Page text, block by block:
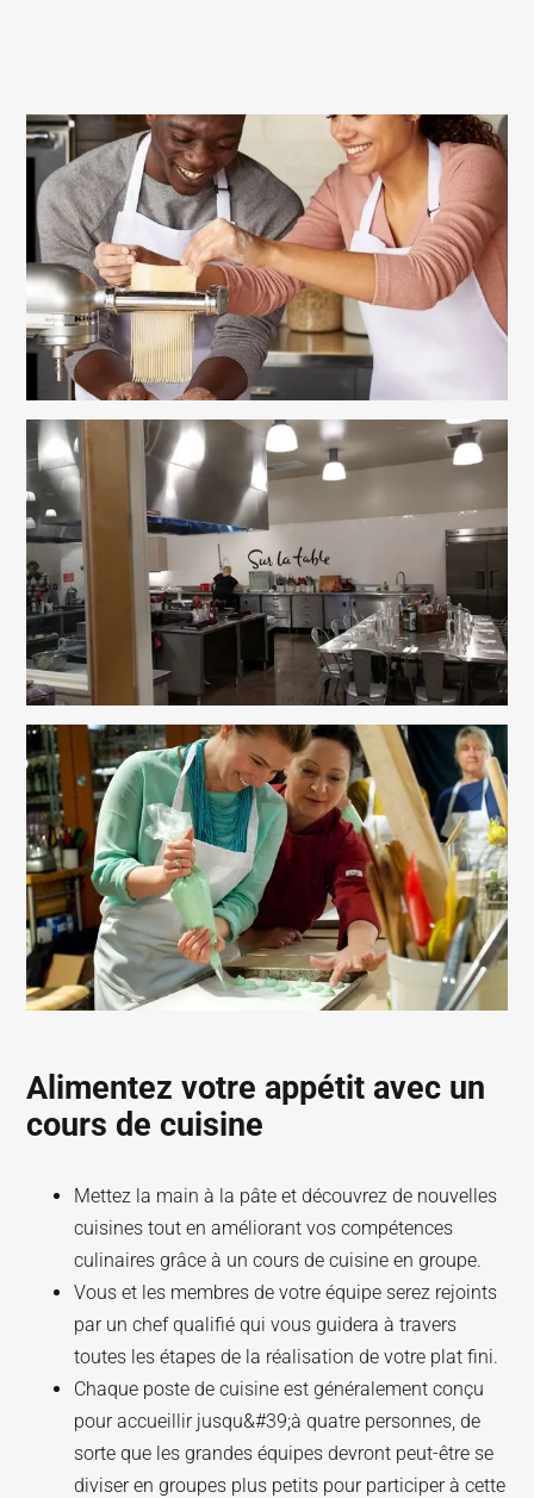
Alimentez votre appétit avec un
cours de cuisine
Mettez la main à la pâte et découvrez de nouvelles
cuisines tout en améliorant vos compétences
culinaires grâce à un cours de cuisine en groupe.
Vous et les membres de votre équipe serez rejoints
par un chef qualifié qui vous guidera à travers
toutes les étapes de la réalisation de votre plat fini.
Chaque poste de cuisine est généralement conçu
pour accueillir jusqu&#39;à quatre personnes, de
sorte que les grandes équipes devront peut-être se
diviser en groupes plus petits pour participer à cette